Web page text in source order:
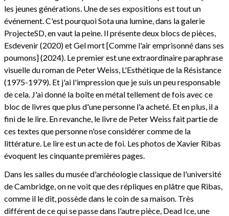
les jeunes générations. Une de ses expositions est tout un
événement. C'est pourquoi Sota una lumine, dans la galerie
ProjecteSD, en vaut la peine. Il présente deux blocs de pièces,
Esdevenir (2020) et Gel mort [Comme l'air emprisonné dans ses
poumons] (2024). Le premier est une extraordinaire paraphrase
visuelle du roman de Peter Weiss, L'Esthétique de la Résistance
(1975-1979). Et j'ai l'impression que je suis un peu responsable
de cela. J'ai donné la boîte en métal tellement de fois avec ce
bloc de livres que plus d'une personne l'a acheté. Et en plus, il a
fini de le lire. En revanche, le livre de Peter Weiss fait partie de
ces textes que personne n'ose considérer comme de la
littérature. Le lire est un acte de foi. Les photos de Xavier Ribas
évoquent les cinquante premières pages.
Dans les salles du musée d'archéologie classique de l'université
de Cambridge, on ne voit que des répliques en plâtre que Ribas,
comme il le dit, possède dans le coin de sa maison. Très
différent de ce qui se passe dans l'autre pièce, Dead Ice, une